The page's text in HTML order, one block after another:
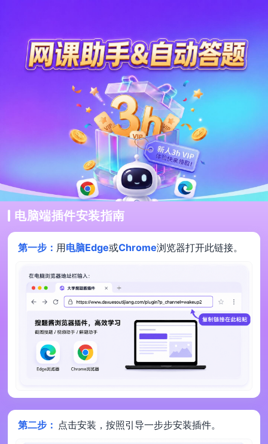
电脑端插件安装指南
第一步： 用电脑Edge或Chrome浏览器打开此链接。
第二步： 点击安装，按照引导一步步安装插件。